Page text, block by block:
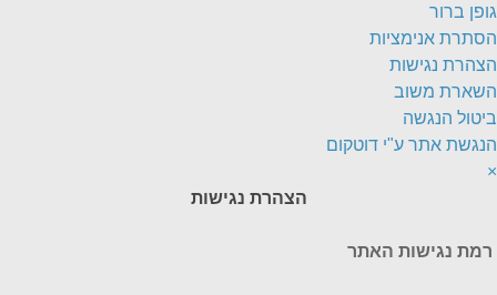
גופן ברור
הסתרת אנימציות
הצהרת נגישות
השארת משוב
ביטול הנגשה
הנגשת אתר ע"י דוטקום
×
הצהרת נגישות
רמת נגישות האתר